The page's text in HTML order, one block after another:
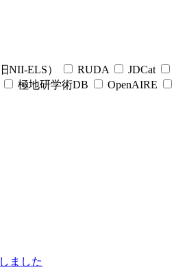
NII-ELS） RUDA JDCat
極地研学術DB OpenAIRE
ました